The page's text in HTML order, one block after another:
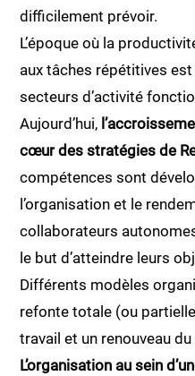
difficilement prévoir.
L’époque où la
aux tâches répétitives
secteurs d’activité
Aujourd’hui,
cœur des stratégies de
compétences sont
l’organisation et le
collaborateurs
le but d’atteindre leurs
Différents modèles
refonte totale (ou
travail et un renouveau
L’organisation au sein